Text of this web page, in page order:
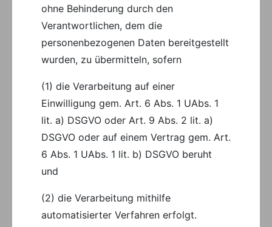
ohne Behinderung durch den
Verantwortlichen, dem die
personenbezogenen Daten bereitgestellt
wurden, zu übermitteln, sofern
(1) die Verarbeitung auf einer
Einwilligung gem. Art. 6 Abs. 1 UAbs. 1
lit. a) DSGVO oder Art. 9 Abs. 2 lit. a)
DSGVO oder auf einem Vertrag gem. Art.
6 Abs. 1 UAbs. 1 lit. b) DSGVO beruht
und
(2) die Verarbeitung mithilfe
automatisierter Verfahren erfolgt.